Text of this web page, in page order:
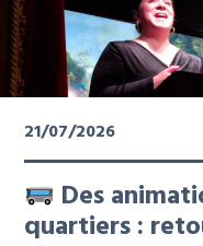
21/07/2026
Des
quartiers :